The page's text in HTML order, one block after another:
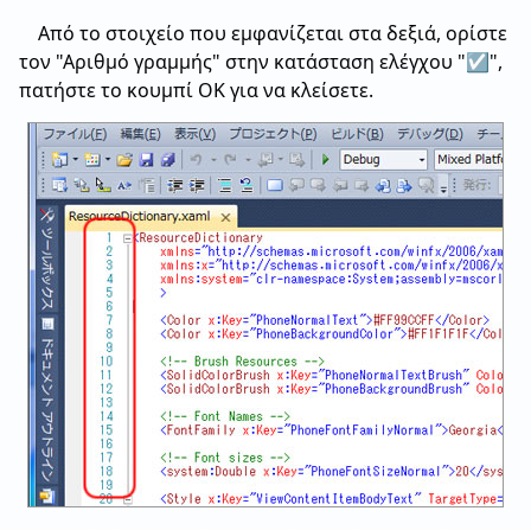
Από το στοιχείο που εμφανίζεται στα δεξιά, ορίστε
τον "Αριθμό γραμμής" στην κατάσταση ελέγχου "☑",
πατήστε το κουμπί OK για να κλείσετε.